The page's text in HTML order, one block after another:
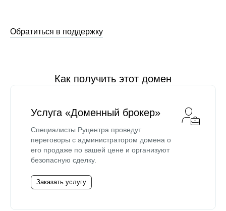
Обратиться в поддержку
Как получить этот домен
Услуга «Доменный брокер»
Специалисты Руцентра проведут
переговоры с администратором домена о
его продаже по вашей цене и организуют
безопасную сделку.
Заказать услугу